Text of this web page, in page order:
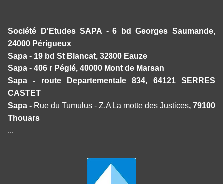
Société D'Etudes SAPA - 6 bd Georges Saumande,
24000 Périgueux
Sapa - 19 bd St Blancat, 32800 Eauze
Sapa - 406 r Péglé, 40000 Mont de Marsan
Sapa - route Departementale 834, 64121 SERRES
CASTET
Sapa - Rue du Tumulus - Z.A La motte des Justices, 79100
Thouars
...